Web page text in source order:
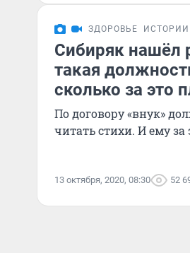
ЗДОРОВЬЕ ИСТОРИИ
Сибиряк нашёл
такая
сколько за это
По договору «внук»
читать стихи. И ему за
13 октября, 2020, 08:30 52